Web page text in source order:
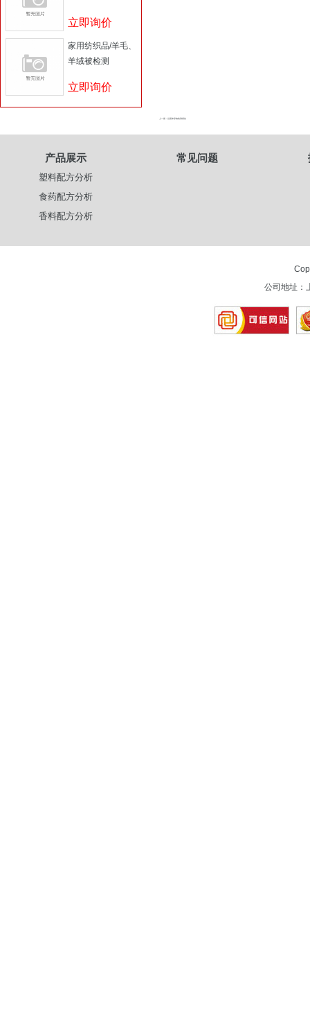
立即询价
家用纺织品/羊毛、
羊绒被检测
立即询价
上一篇 : 总固体形物检测报告
产品展示
塑料配方分析
食药配方分析
香料配方分析
常见问题
公司地址：